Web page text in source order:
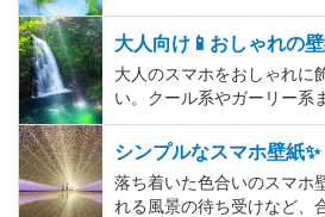
大人向け📱おしゃれの
大人のスマホをおしゃれに
い。クール系やガーリー系
シンプルなスマホ壁紙✨
落ち着いた色合いのスマホ
れる風景の待ち受けなど、